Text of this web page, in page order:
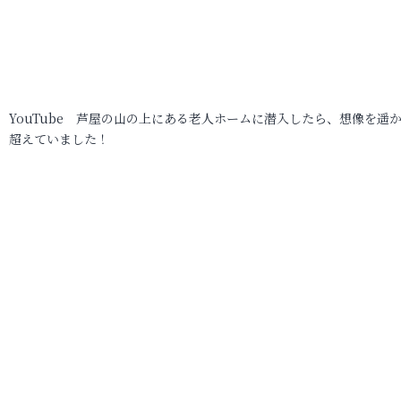
YouTube 芦屋の山の上にある老人ホームに潜入したら、想像を遥
超えていました！